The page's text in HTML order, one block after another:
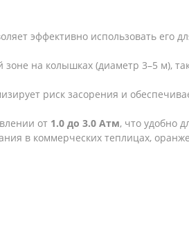
эффективно использовать его
на колышках (диаметр 3–5 м),
риск засорения и
от 1.0 до 3.0 Атм, что удобно
в коммерческих теплицах,